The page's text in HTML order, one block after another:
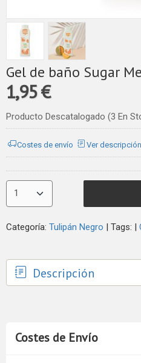
Costes de Envío
Gel de baño Sugar
1,95 €
Producto Descatalogado (3 En
Costes de envío Ver descripción
Categoría: Tulipán Negro | Tags: |
Descripción